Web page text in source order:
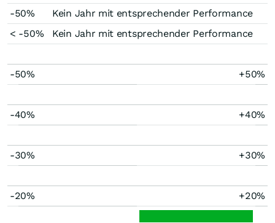
-50%
Kein Jahr mit entsprechender Performance
< -50%
Kein Jahr mit entsprechender Performance
-50% +50%
-40% +40%
-30% +30%
-20% +20%